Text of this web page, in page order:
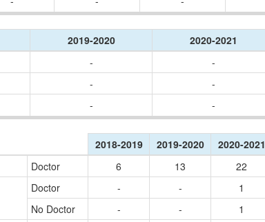
2019-2020 2020-2021
- -
- -
- -
2018-2019 2019-2020 2020-2021
Doctor 6 13 22
Doctor - - 1
No Doctor
- - 1